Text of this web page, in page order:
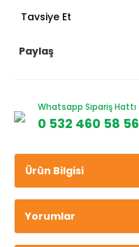
Tavsiye Et
Paylaş
Whatsapp Sipariş Hattı
0 532 460 58 56
Ürün Bilgisi
Yorumlar